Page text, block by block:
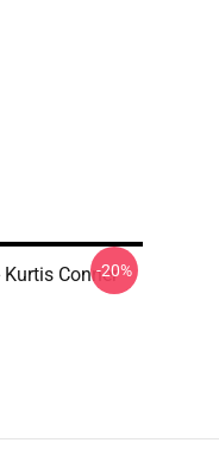
Conner
-20%